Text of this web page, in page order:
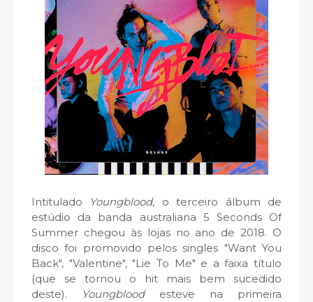
Intitulado Youngblood, o terceiro álbum de
estúdio da banda australiana 5 Seconds Of
Summer chegou às lojas no ano de 2018. O
disco foi promovido pelos singles "Want You
Back", "Valentine", "Lie To Me" e a faixa título
(que se tornou o hit mais bem sucedido
deste).
Youngbloodesteve na primeira